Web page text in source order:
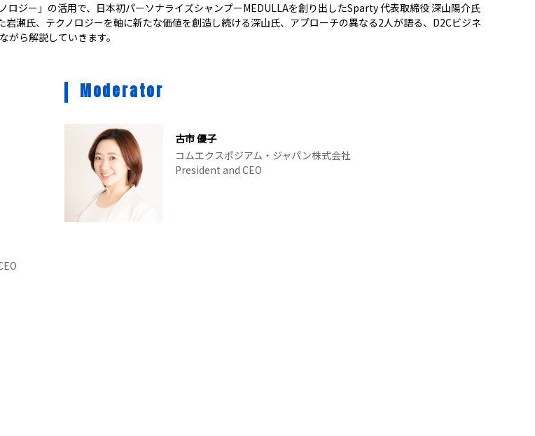
ジー」の活用で、日本初パーソナライズシャンプーMEDULLAを創り出したSparty 代表取締役 深山陽介氏
瀬氏、テクノロジーを軸に新たな価値を創造し続ける深山氏、アプローチの異なる2人が語る、D2Cビジネ
ら解説していきます。
Moderator
古市 優子
コムエクスポジアム・ジャパン株式会社
President and CEO